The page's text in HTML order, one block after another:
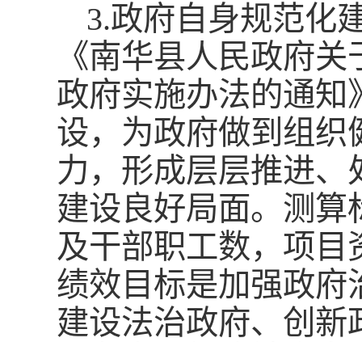
3.政府自身规范化
《南华县人民政府
政府实施办法的通知
设，为政府做到组织
力，形成层层推进
建设良好局面。测
及干部职工数，项
绩效目标是加强政府
建设法治政府、创